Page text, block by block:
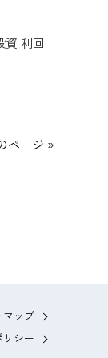
資 利回
ページ »
マップ
リシー